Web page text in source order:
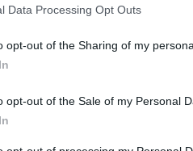
Data Processing Opt Outs
opt-out of the Sharing of my
opt-out of the Sale of my Personal
στιγμή, όπου απλά δεν είχα
λειτουργία τον Ιανουάριο
τον τρέξω σε νέο
θεμάτων και όσο
θα πρέπει να περιμένετε